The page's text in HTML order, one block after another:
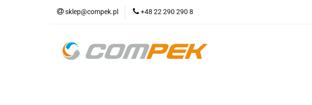
sklep@compek.pl +48 22 290 290 8
O nas